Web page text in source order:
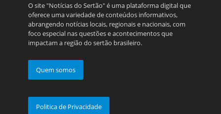
O site "Notícias do Sertão" é uma plataforma digital que
oferece uma variedade de conteúdos informativos,
abrangendo notícias locais, regionais e nacionais, com
foco especial nas questões e acontecimentos que
impactam a região do sertão brasileiro.
Quem somos
Politica de Privacidade